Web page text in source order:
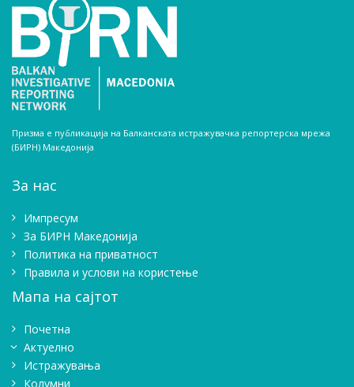
Призма е публикација на Балканската истражувачка репортерска мрежа
(БИРН) Македонија
За нас
Импресум
Зa БИРН Македонија
Политика на приватност
Правила и услови на користење
Мапа на сајтот
Почетна
Актуелно
Истражувањa
Колумни